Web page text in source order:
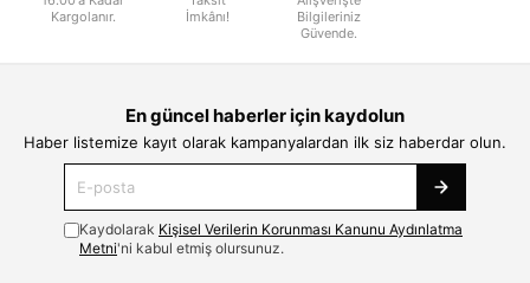
Kargolanır.
İmkânı!
Bilgileriniz
Güvende.
En güncel haberler için kaydolun
Haber listemize kayıt olarak kampanyalardan ilk siz haberdar olun.
Kaydolarak Kişisel Verilerin Korunması Kanunu Aydınlatma
Metni'ni kabul etmiş olursunuz.